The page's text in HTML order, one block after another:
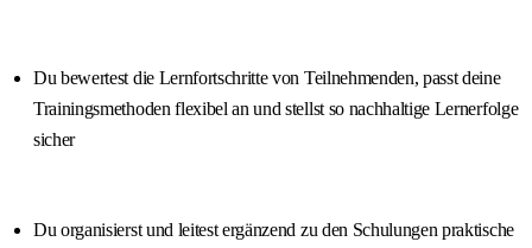
Du bewertest die Lernfortschritte von Teilnehmenden, passt deine
Trainingsmethoden flexibel an und stellst so nachhaltige Lernerfolge
sicher
Du organisierst und leitest ergänzend zu den Schulungen praktische